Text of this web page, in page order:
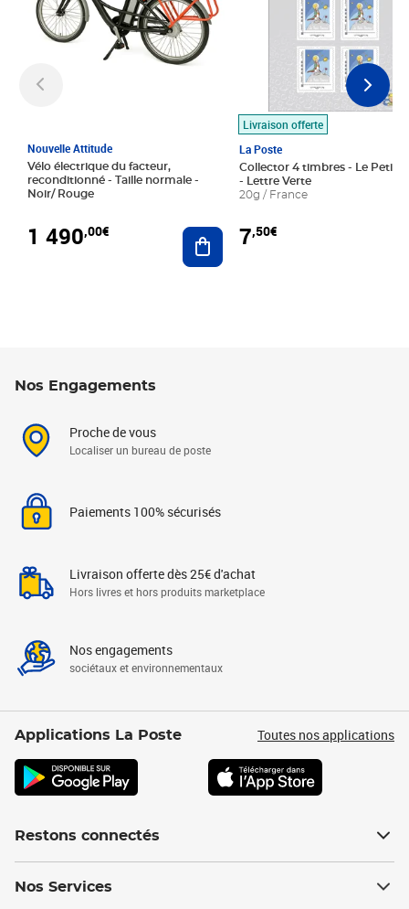
Nouvelle Attitude
Vélo électrique du facteur,
reconditionné - Taille normale -
Noir/ Rouge
1 490,00€ Ajouter au panier
Livraison offerte
La Poste
Collector 4 timbres - Le Petit
- Lettre Verte
20g / France
7,50€
Nos Engagements
Proche de vous
Localiser un bureau de poste
Paiements 100% sécurisés
Livraison offerte dès 25€ d'achat
Hors livres et hors produits marketplace
Nos engagements
sociétaux et environnementaux
Applications La Poste Toutes nos applications
Restons connectés
Nos Services